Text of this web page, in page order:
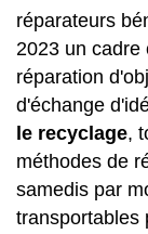
réparateurs
2023 un cadre
réparation
d'échange
le recyclage,
méthodes de
samedis par
transportables